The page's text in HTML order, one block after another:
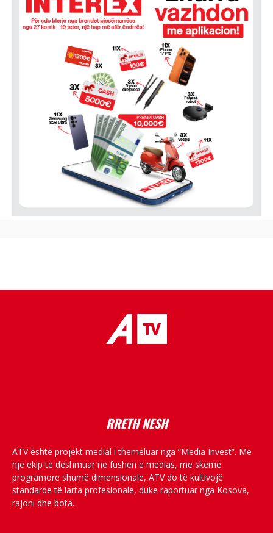
RRETH NESH
ATV është projekt medial i themeluar nga “Media Invest”. Me
një ekip të dëshmuar në fushën e medias, me skemë
programore shumë dimensionale, ATV do të kultivojë
standarde të larta profesionale, duke raportuar nga Kosova,
rajoni dhe bota.